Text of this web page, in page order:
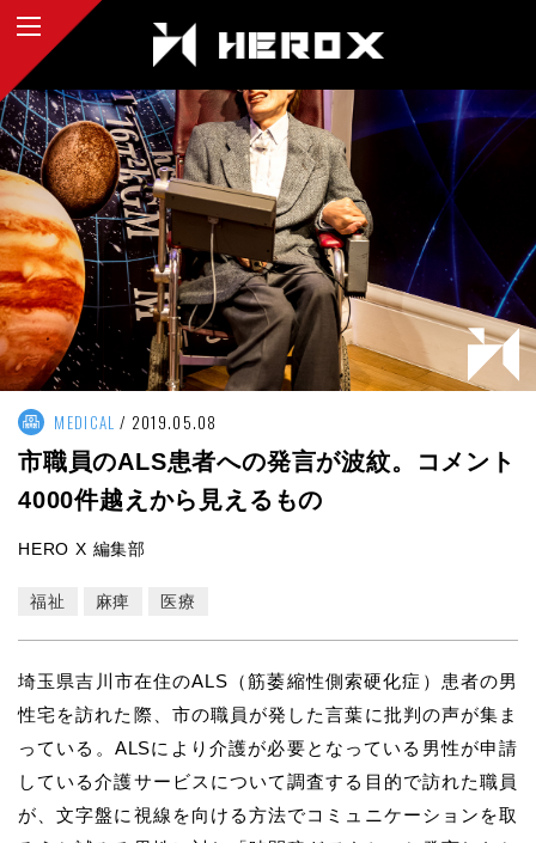
MEDICAL 2019.05.08
市職員のALS患者への発言が波紋。コメント
4000件越えから見えるもの
HERO X 編集部
福祉 麻痺 医療
埼玉県吉川市在住のALS（筋萎縮性側索硬化症）患者の男
性宅を訪れた際、市の職員が発した言葉に批判の声が集ま
っている。ALSにより介護が必要となっている男性が申請
している介護サービスについて調査する目的で訪れた職員
が、文字盤に視線を向ける方法でコミュニケーションを取